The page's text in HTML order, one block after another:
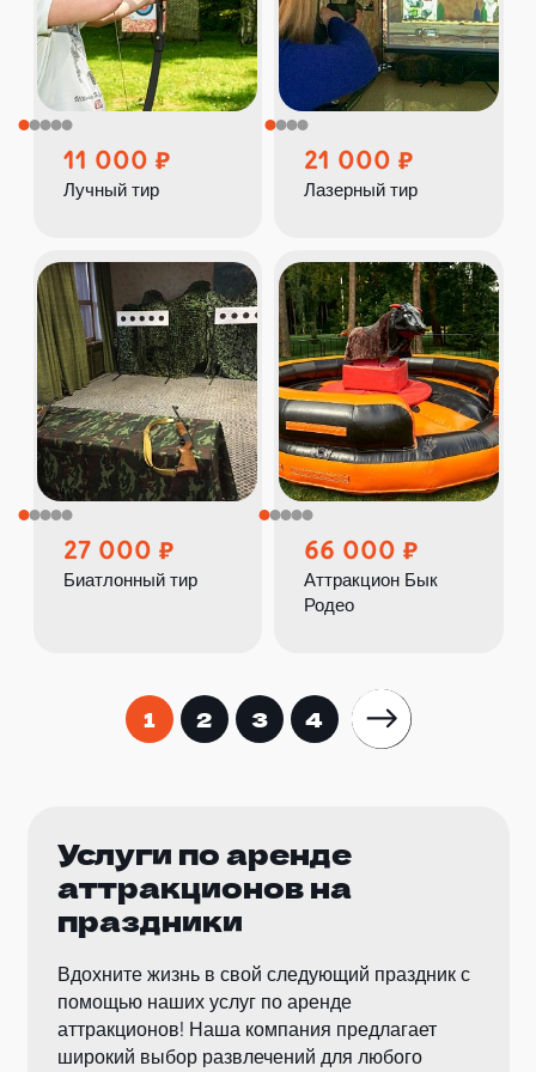
11 000
Лучный тир
21 000
Лазерный тир
27 000
Биатлонный тир
66 000
Аттракцион Бык
Родео
1 2 3 4
Услуги по аренде
аттракционов на
праздники
Вдохните жизнь в свой следующий праздник с
помощью наших услуг по аренде
аттракционов! Наша компания предлагает
широкий выбор развлечений для любого